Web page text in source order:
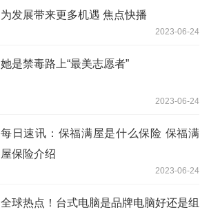
为发展带来更多机遇 焦点快播
2023-06-24
她是禁毒路上“最美志愿者”
2023-06-24
每日速讯：保福满屋是什么保险 保福满
屋保险介绍
2023-06-24
全球热点！台式电脑是品牌电脑好还是组